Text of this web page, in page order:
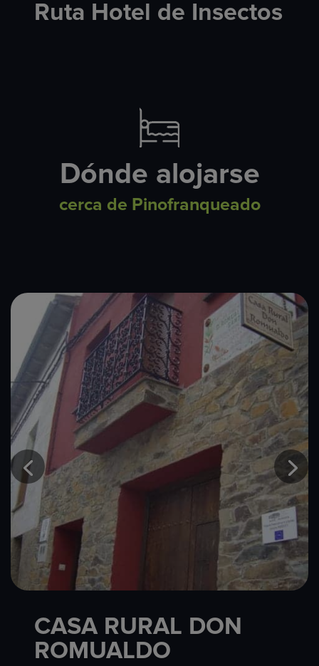
Ruta Hotel de Insectos
Dónde alojarse
cerca de Pinofranqueado
CASA RURAL DON
ROMUALDO